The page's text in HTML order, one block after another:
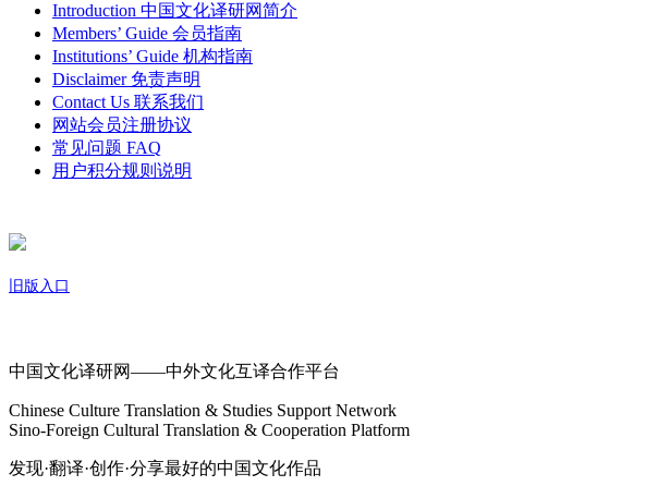
Introduction 中国文化译研网简介
Members’ Guide 会员指南
Institutions’ Guide 机构指南
Disclaimer 免责声明
Contact Us 联系我们
网站会员注册协议
常见问题 FAQ
用户积分规则说明
旧版入口
中国文化译研网——中外文化互译合作平台
Chinese Culture Translation & Studies Support Network
Sino-Foreign Cultural Translation & Cooperation Platform
发现·翻译·创作·分享最好的中国文化作品